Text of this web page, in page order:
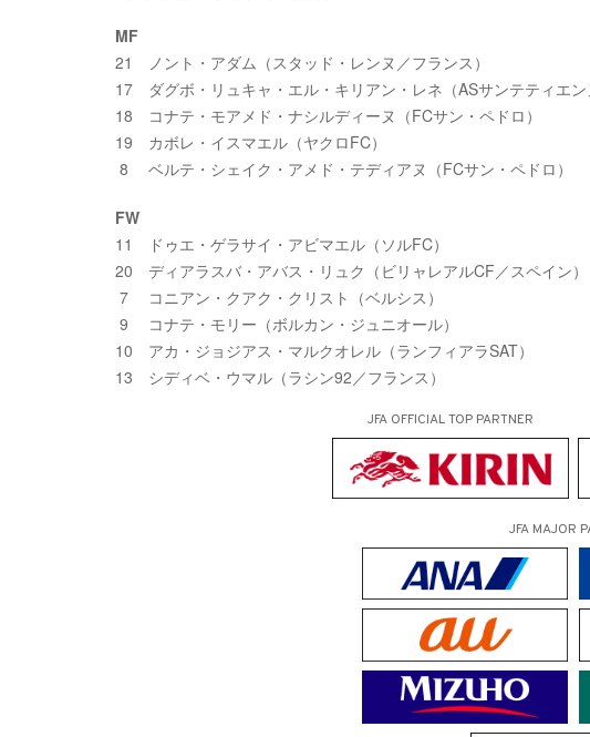
MF
21 ノント・アダム（スタッド・レンヌ／フランス）
17 ダグボ・リュキャ・エル・キリアン・レネ（ASサンテティエン
18 コナテ・モアメド・ナシルディーヌ（FCサン・ペドロ）
19 カボレ・イスマエル（ヤクロFC）
8 ベルテ・シェイク・アメド・テディアヌ（FCサン・ペドロ）
FW
11 ドゥエ・ゲラサイ・アビマエル（ソルFC）
20 ディアラスバ・アバス・リュク（ビリャレアルCF／スペイン）
7 コニアン・クアク・クリスト（ベルシス）
9 コナテ・モリー（ボルカン・ジュニオール）
10 アカ・ジョジアス・マルクオレル（ランフィアラSAT）
13 シディベ・ウマル（ラシン92／フランス）
JFA OFFICIALTOP PARTNER
JFA MAJOR